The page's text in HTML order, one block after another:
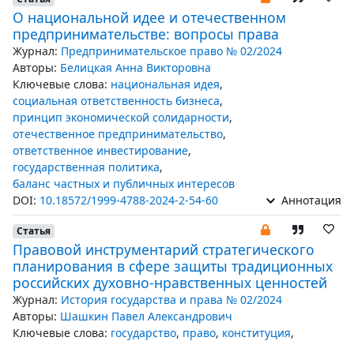
О национальной идее и отечественном
предпринимательстве: вопросы права
Журнал: Предпринимательское право № 02/2024
Авторы: Белицкая Анна Викторовна
Ключевые слова: национальная идея,
социальная ответственность бизнеса,
принцип экономической солидарности,
отечественное предпринимательство,
ответственное инвестирование,
государственная политика,
баланс частных и публичных интересов
DOI: 10.18572/1999-4788-2024-2-54-60 Аннотация
Статья
Правовой инструментарий стратегического
планирования в сфере защиты традиционных
российских духовно-нравственных ценностей
Журнал: История государства и права № 02/2024
Авторы: Шашкин Павел Александрович
Ключевые слова: государство, право, конституция,